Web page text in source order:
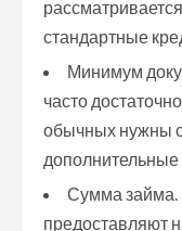
стандартные
Минимум
часто
обычных нужны
Сумма займа.
предоставляют